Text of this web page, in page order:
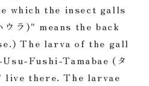
which the insect galls
ラ)" means the back
The larva of the gall
Fushi-Tamabae (タ
live there. The larvae